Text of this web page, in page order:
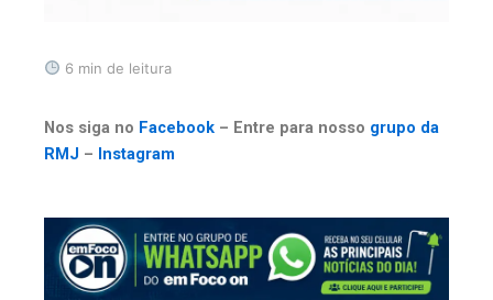
6 min de leitura
Nos siga no Facebook – Entre para nosso grupo da
RMJ – Instagram